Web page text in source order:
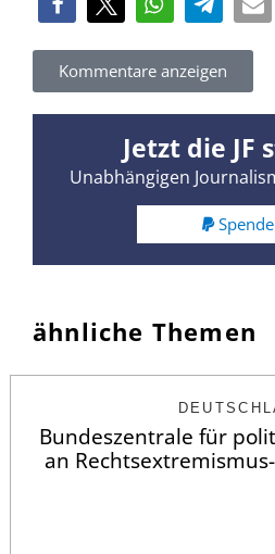
Kommentare anzeigen
Jetzt die JF
Unabhängigen
ähnliche Themen
Bundeszentrale für
an